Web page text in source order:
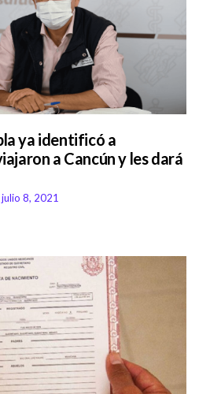
ya identificó a
a Cancún y les dará
julio 8, 2021